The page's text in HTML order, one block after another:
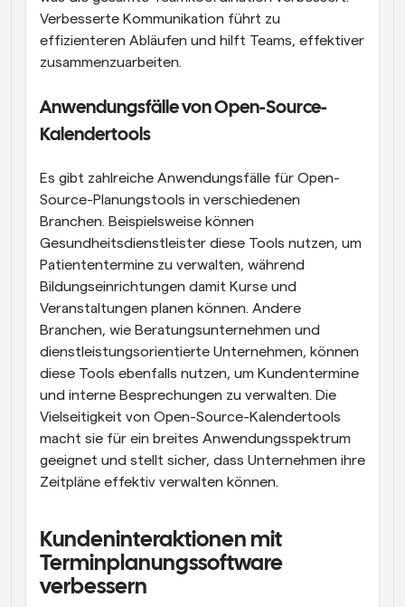
Verbesserte Kommunikation führt zu
effizienteren Abläufen und hilft Teams, effektiver
zusammenzuarbeiten.
Anwendungsfälle von Open-Source-
Kalendertools
Es gibt zahlreiche Anwendungsfälle für Open-
Source-Planungstools in verschiedenen
Branchen. Beispielsweise können
Gesundheitsdienstleister diese Tools nutzen, um
Patiententermine zu verwalten, während
Bildungseinrichtungen damit Kurse und
Veranstaltungen planen können. Andere
Branchen, wie Beratungsunternehmen und
dienstleistungsorientierte Unternehmen, können
diese Tools ebenfalls nutzen, um Kundentermine
und interne Besprechungen zu verwalten. Die
Vielseitigkeit von Open-Source-Kalendertools
macht sie für ein breites Anwendungsspektrum
geeignet und stellt sicher, dass Unternehmen ihre
Zeitpläne effektiv verwalten können.
Kundeninteraktionen mit
Terminplanungssoftware
verbessern